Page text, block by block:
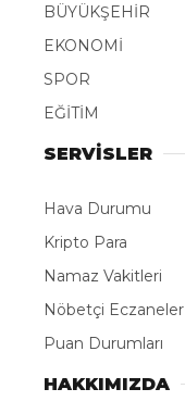
BÜYÜKŞEHİR
EKONOMİ
SPOR
EĞİTİM
SERVİSLER
Hava Durumu
Kripto Para
Namaz Vakitleri
Nöbetçi Eczaneler
Puan Durumları
HAKKIMIZDA